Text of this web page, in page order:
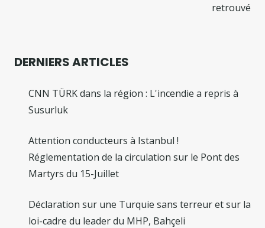
retrouvé
DERNIERS ARTICLES
CNN TÜRK dans la région : L'incendie a repris à
Susurluk
Attention conducteurs à Istanbul !
Réglementation de la circulation sur le Pont des
Martyrs du 15-Juillet
Déclaration sur une Turquie sans terreur et sur la
loi-cadre du leader du MHP, Bahçeli